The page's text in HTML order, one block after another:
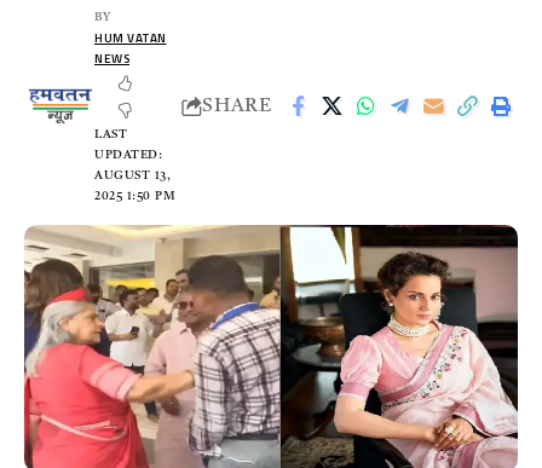
LAST
UPDATED:
AUGUST 13,
2025 1:50 PM
BY
HUM VATAN
NEWS
SHARE